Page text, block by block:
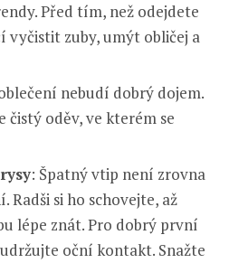
Před tím, než odejdete
vyčistit zuby, umýt obličej a
nebudí dobrý dojem.
čistý oděv, ve kterém se
: Špatný vtip není zrovna
Radši si ho schovejte, až
lépe znát. Pro dobrý první
oční kontakt. Snažte